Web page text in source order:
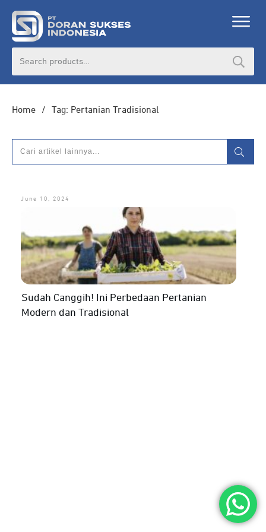
Home / Tag: Pertanian Tradisional
June 10, 2024
Sudah Canggih! Ini Perbedaan Pertanian
Modern dan Tradisional